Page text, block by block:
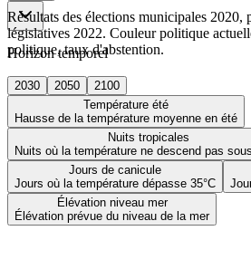
Horizon temporel
2030 2050
2100
Température été
Hausse de la température moyenne en été
Nuits tropicales
Nuits où la température ne descend pas
Jours de canicule
Jours où la température dépasse 35°C
Élévation niveau mer
Élévation prévue du niveau de la mer
Résultats des élections municipales 2020,
législatives 2022. Couleur politique
politique, taux d'abstention.